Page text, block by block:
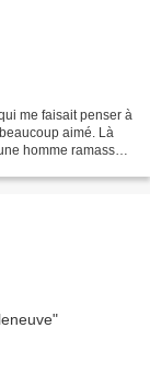
me faisait penser à
aimé. Là
homme ramasse